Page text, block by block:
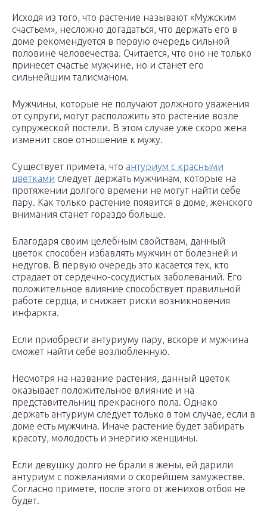
Исходя из того, что растение называют «Мужским
счастьем», несложно догадаться, что держать его в
доме рекомендуется в первую очередь сильной
половине человечества. Считается, что оно не только
принесет счастье мужчине, но и станет его
сильнейшим талисманом.
Мужчины, которые не получают должного уважения
от супруги, могут расположить это растение возле
супружеской постели. В этом случае уже скоро жена
изменит свое отношение к мужу.
Существует примета, что антуриум с красными
цветками следует держать мужчинам, которые на
протяжении долгого времени не могут найти себе
пару. Как только растение появится в доме, женского
внимания станет гораздо больше.
Благодаря своим целебным свойствам, данный
цветок способен избавлять мужчин от болезней и
недугов. В первую очередь это касается тех, кто
страдает от сердечно-сосудистых заболеваний. Его
положительное влияние способствует правильной
работе сердца, и снижает риски возникновения
инфаркта.
Если приобрести антуриуму пару, вскоре и мужчина
сможет найти себе возлюбленную.
Несмотря на название растения, данный цветок
оказывает положительное влияние и на
представительниц прекрасного пола. Однако
держать антуриум следует только в том случае, если в
доме есть мужчина. Иначе растение будет забирать
красоту, молодость и энергию женщины.
Если девушку долго не брали в жены, ей дарили
антуриум с пожеланиями о скорейшем замужестве.
Согласно примете, после этого от женихов отбоя не
будет.